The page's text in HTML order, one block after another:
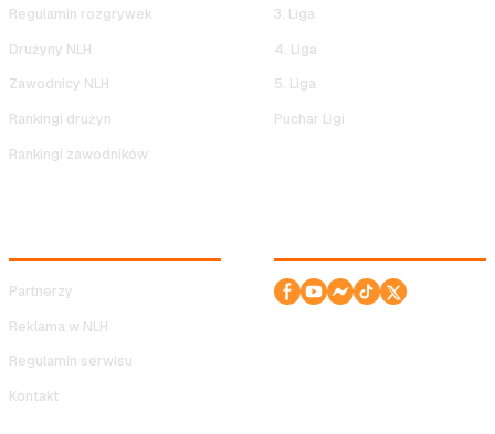
Regulamin rozgrywek
Drużyny NLH
Zawodnicy NLH
Rankingi drużyn
Rankingi zawodników
3. Liga
4. Liga
5. Liga
Puchar Ligi
Partnerzy
Reklama w NLH
Regulamin serwisu
Kontakt